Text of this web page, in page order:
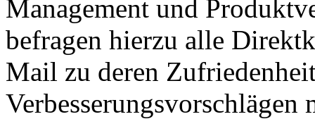
Management und
befragen hierzu alle
Mail zu deren